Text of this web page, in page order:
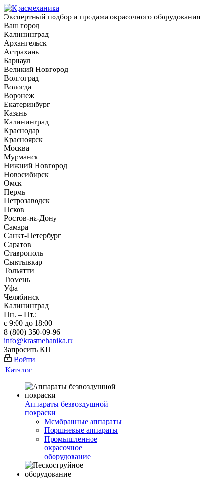
Экспертный подбор и продажа окрасочного оборудования
Ваш город
Калининград
Архангельск
Астрахань
Барнаул
Великий Новгород
Волгоград
Вологда
Воронеж
Екатеринбург
Казань
Калининград
Краснодар
Красноярск
Москва
Мурманск
Нижний Новгород
Новосибирск
Омск
Пермь
Петрозаводск
Псков
Ростов-на-Дону
Самара
Санкт-Петербург
Саратов
Ставрополь
Сыктывкар
Тольятти
Тюмень
Уфа
Челябинск
Калининград
Пн. – Пт.:
с 9:00 до 18:00
8 (800) 350-09-96
info@krasmehanika.ru
Запросить КП
Войти
Каталог
Аппараты безвоздушной
покраски
Мембранные аппараты
Поршневые аппараты
Промышленное
окрасочное
оборудование